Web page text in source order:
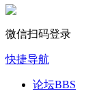
微信扫码登录
快捷导航
论坛BBS